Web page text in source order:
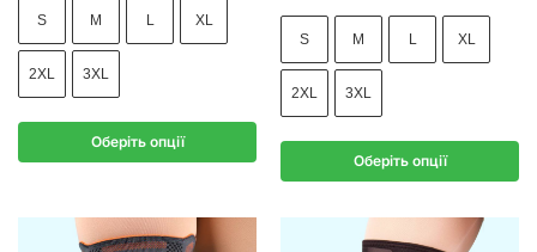
S M L XL
2XL 3XL
Оберіть опції
S M L XL
2XL 3XL
Оберіть опції